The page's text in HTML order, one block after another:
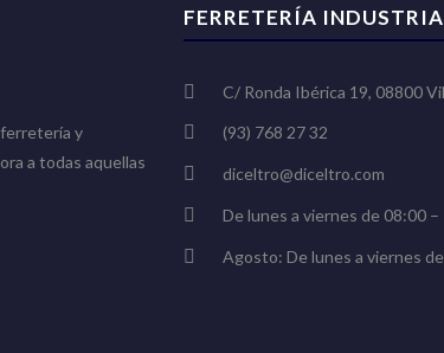
y
a todas aquellas
FERRETERÍA
C/ Ronda Ibérica 19, 08800
(93) 768 27 32
diceltro@diceltro.com
De lunes a viernes de 08:00
Agosto: De lunes a viernes